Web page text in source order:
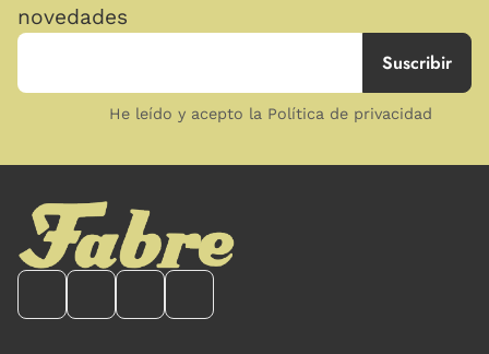
novedades
He leído y acepto la Política de privacidad